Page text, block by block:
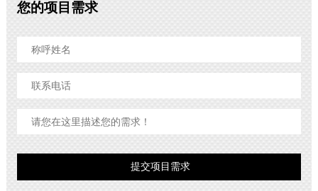
您的项目需求